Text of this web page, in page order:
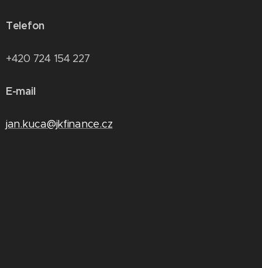
Telefon
+420 724 154 227
E-mail
jan.kuca@jkfinance.cz